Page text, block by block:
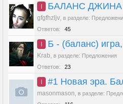
I БАЛАНС ДЖИНА
gfgfhzljv в разделе:
Ответов:
45
I Б - (баланс)
Krab в разделе: Предложения
Ответов:
23
I #1 Новая эра.
masonmason в разделе: